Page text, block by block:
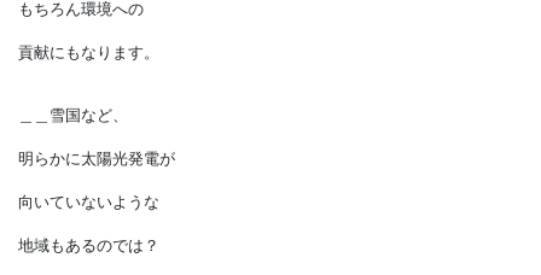
「高くて元は取れないが、環境にいい」
今は、
間違いなく経済的な価値もありますし、
停電しても電力が使える安心感も